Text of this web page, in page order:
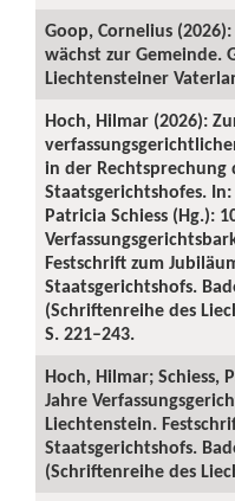
Goop, Cornelius
wächst zur Gemeinde.
Liechtensteiner
Hoch, Hilmar (2026):
in der Rechtsprechung
Staatsgerichtshofes.
Patricia Schiess (Hg.):
Festschrift zum
Staatsgerichtshofs.
(Schriftenreihe des
S. 221–243.
Hoch, Hilmar; Schiess,
Jahre
Liechtenstein.
Staatsgerichtshofs.
(Schriftenreihe des